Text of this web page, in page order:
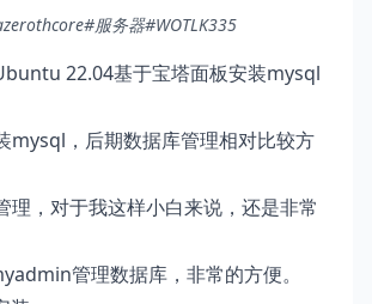
#服务器#WOTLK335
22.04基于宝塔面板安装mysql
mysql，后期数据库管理相对比较方
理，对于我这样小白来说，还是非常
管理数据库，非常的方便。